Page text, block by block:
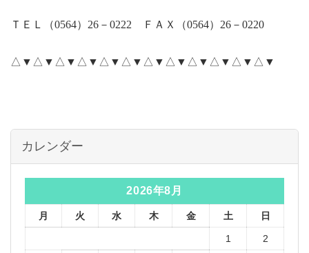
ＴＥＬ（0564） 26 － 0222 ＦＡＸ（0564） 26 － 0220
△▼△▼△▼△▼△▼△▼△▼△▼△▼△▼△▼△▼
カレンダー
2026年8月
月 火 水 木 金 土 日
1 2